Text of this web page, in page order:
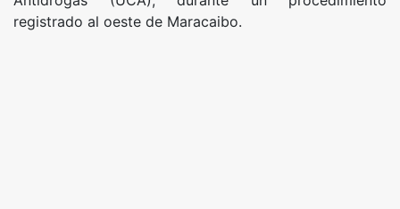
registrado al oeste de Maracaibo.